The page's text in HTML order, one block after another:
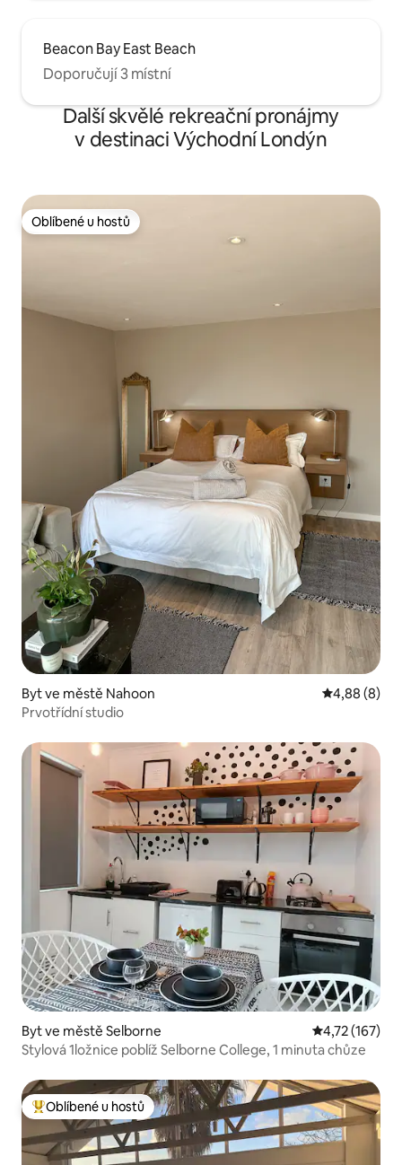
Beacon Bay East Beach
Doporučují 3 místní
Další skvělé rekreační pronájmy
v destinaci Východní Londýn
Oblíbené u hostů
Oblíbené u hostů
Byt ve městě Nahoon Průměrné
4,88 (8)
Prvotřídní studio
Byt ve městě Selborne Průměrné
4,72 (167)
Stylová 1ložnice poblíž Selborne College, 1 minuta chůze
Nejlepší v kategorii Oblíbené u hostů
Oblíbené u hostů